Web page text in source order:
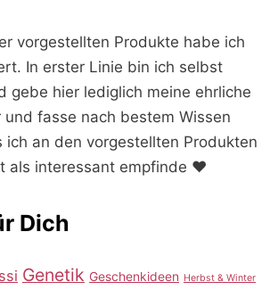
vorgestellten Produkte habe ich
In erster Linie bin ich selbst
gebe hier lediglich meine ehrliche
fasse nach bestem Wissen
ich an den vorgestellten Produkten
als interessant empfinde ♥️
Dich
Genetik Geschenkideen Herbst & Winter